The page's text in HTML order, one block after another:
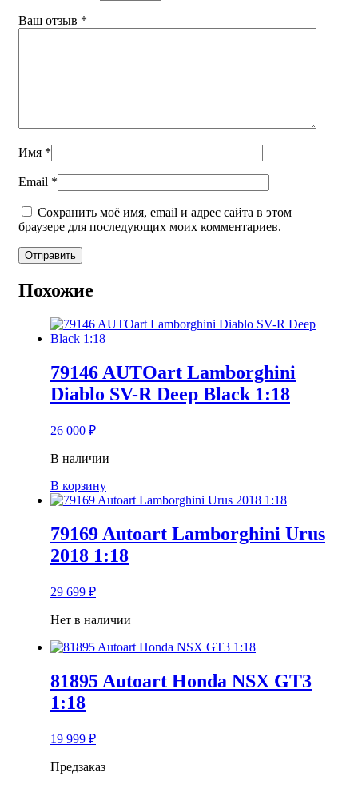
Ваш отзыв *
Имя *
Email *
Сохранить моё имя, email и адрес сайта в этом
браузере для последующих моих комментариев.
Похожие
79146 AUTOart Lamborghini
Diablo SV-R Deep Black 1:18
26 000 ₽
В наличии
В корзину
79169 Autoart Lamborghini Urus
2018 1:18
29 699 ₽
Нет в наличии
81895 Autoart Honda NSX GT3
1:18
19 999 ₽
Предзаказ